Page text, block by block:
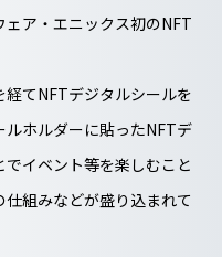
ア・エニックス初のNFT
てNFTデジタルシールを
ホルダーに貼ったNFTデ
イベント等を楽しむこと
組みなどが盛り込まれて